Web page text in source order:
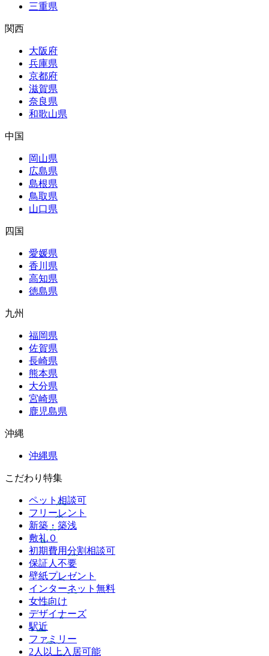
三重県
関西
大阪府
兵庫県
京都府
滋賀県
奈良県
和歌山県
中国
岡山県
広島県
島根県
鳥取県
山口県
四国
愛媛県
香川県
高知県
徳島県
九州
福岡県
佐賀県
長崎県
熊本県
大分県
宮崎県
鹿児島県
沖縄
沖縄県
こだわり特集
ペット相談可
フリーレント
新築・築浅
敷礼０
初期費用分割相談可
保証人不要
壁紙プレゼント
インターネット無料
女性向け
デザイナーズ
駅近
ファミリー
2人以上入居可能